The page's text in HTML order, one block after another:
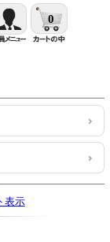
0
表示